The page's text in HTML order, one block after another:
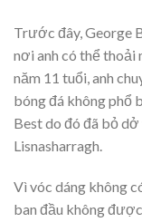
Trước đây, George
nơi anh có thể thoải
năm 11 tuổi, anh
bóng đá không phổ
Best do đó đã bỏ
Lisnasharragh.
Vì vóc dáng không
ban đầu không